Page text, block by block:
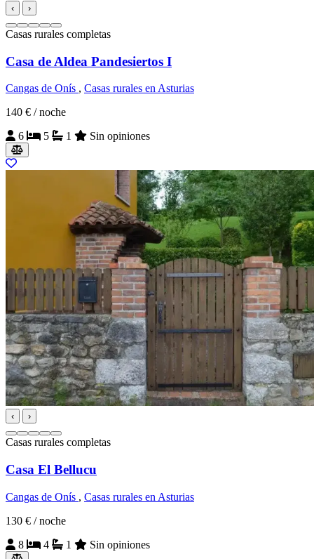
‹ ›
Casas rurales completas
Casa de Aldea Pandesiertos I
Cangas de Onís , Casas rurales en Asturias
140 € / noche
6
5 1 Sin opiniones
‹ ›
Casas rurales completas
Casa El Bellucu
Cangas de Onís , Casas rurales en Asturias
130 € / noche
8
4 1 Sin opiniones